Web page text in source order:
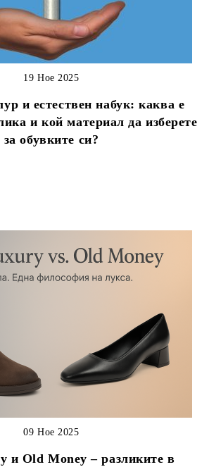
и естествен набук: каква е
и кой материал да изберете
за обувките си?
19 Ное 2025
и Old Money – разликите в
09 Ное 2025